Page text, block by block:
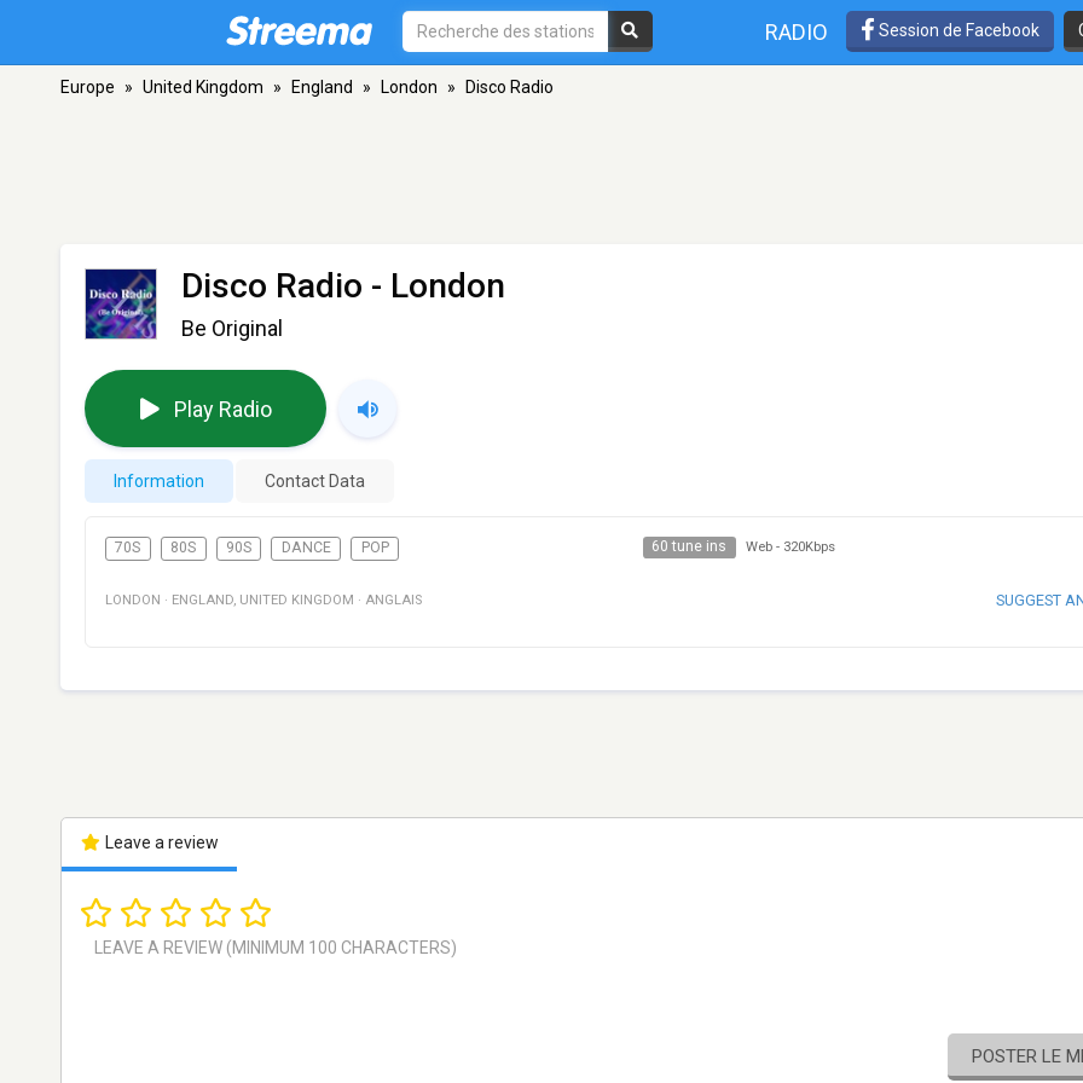
RADIO Session de Facebook
Europe » United Kingdom » England » London » Disco Radio
Disco Radio - London
Be Original
Play Radio
Information Contact Data
70S 80S 90S DANCE POP 60 tune ins Web - 320Kbps
LONDON · ENGLAND, UNITED KINGDOM · ANGLAIS SUGGEST
Leave a review
POSTER LE